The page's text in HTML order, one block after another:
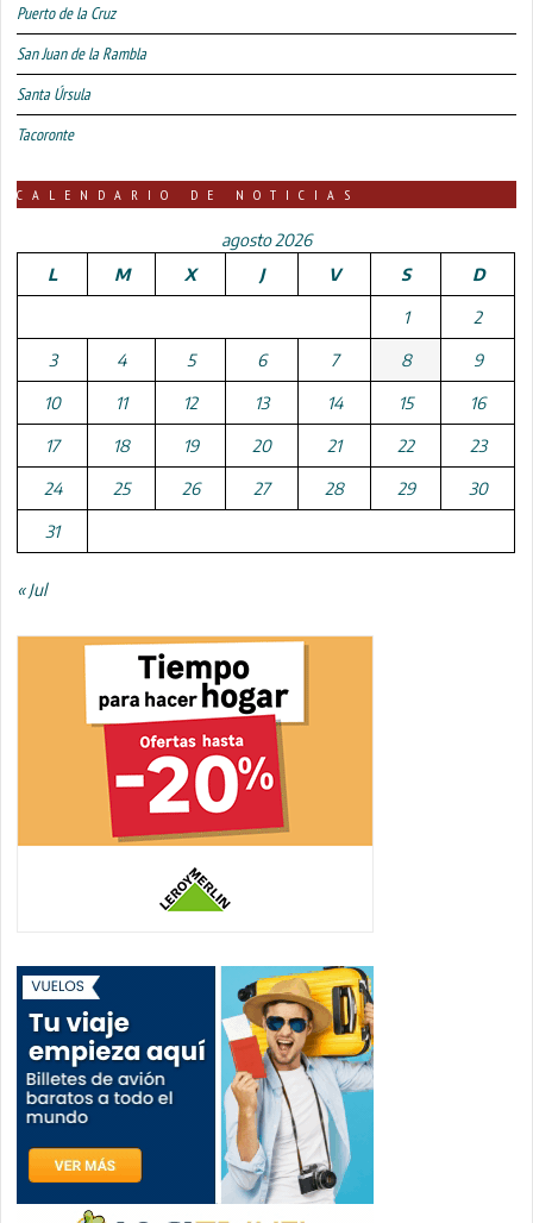
Puerto de la Cruz
San Juan de la Rambla
Santa Úrsula
Tacoronte
CALENDARIO DE NOTICIAS
agosto 2026
L
M X J V S D
1 2
3 4 5 6 7 8 9
10 11 12 13 14 15 16
17 18 19 20 21 22 23
24 25 26 27 28 29 30
31
« Jul